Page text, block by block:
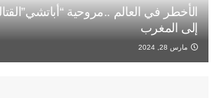
الأخطر في العالم ..مروحية
إلى المغرب
مارس 28, 2024